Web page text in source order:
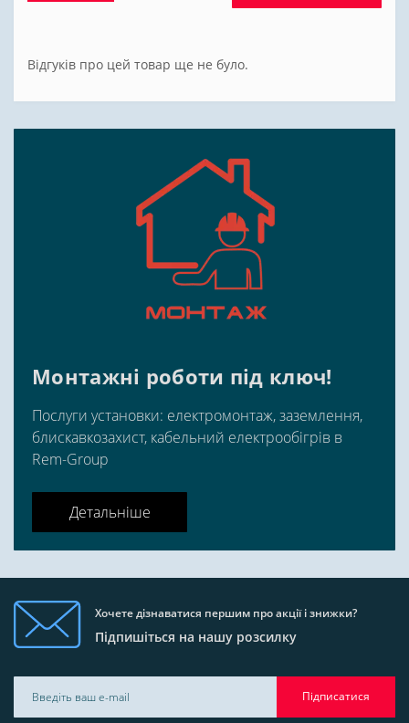
Відгуків про цей товар ще не було.
Монтажні роботи під ключ!
Послуги установки: електромонтаж, заземлення,
блискавкозахист, кабельний електрообігрів в
Rem-Group
Детальніше
Хочете дізнаватися першим про акції і знижки?
Підпишіться на нашу розсилку
Підписатися